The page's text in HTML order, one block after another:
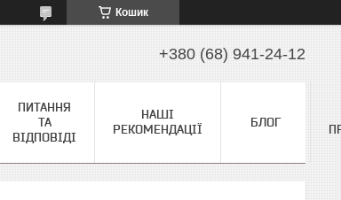
Кошик
+380 (68) 941-24-12
ПИТАННЯ
ТА
ВІДПОВІДІ
НАШІ
РЕКОМЕНДАЦІЇ
БЛОГ